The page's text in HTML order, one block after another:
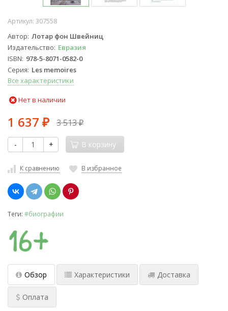
Артикул: 307558
Автор Лотар фон Швейниц
Издательство Евразия
ISBN 978-5-8071-0582-0
Серия Les memoires
Все характеристики
Нет в наличии
1 637 ₽ 3 513₽
- + В корзину
К сравнению В избранное
Теги: #биографии
Обзор Характеристики Доставка
Оплата